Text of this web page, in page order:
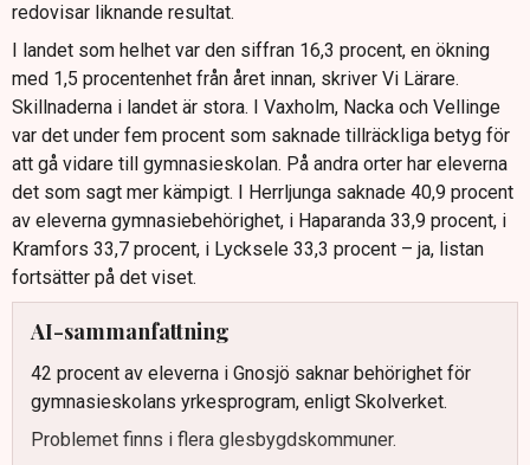
redovisar liknande resultat.
I landet som helhet var den siffran 16,3 procent, en ökning
med 1,5 procentenhet från året innan, skriver Vi Lärare.
Skillnaderna i landet är stora. I Vaxholm, Nacka och Vellinge
var det under fem procent som saknade tillräckliga betyg för
att gå vidare till gymnasieskolan. På andra orter har eleverna
det som sagt mer kämpigt. I Herrljunga saknade 40,9 procent
av eleverna gymnasiebehörighet, i Haparanda 33,9 procent, i
Kramfors 33,7 procent, i Lycksele 33,3 procent – ja, listan
fortsätter på det viset.
AI-sammanfattning
42 procent av eleverna i Gnosjö saknar behörighet för
gymnasieskolans yrkesprogram, enligt Skolverket.
Problemet finns i flera glesbygdskommuner.